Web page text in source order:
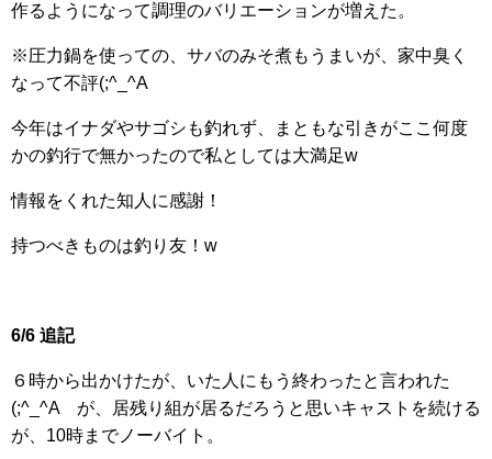
作るようになって調理のバリエーションが増えた。
※圧力鍋を使っての、サバのみそ煮もうまいが、家中臭く
なって不評(;^_^A
今年はイナダやサゴシも釣れず、まともな引きがここ何度
かの釣行で無かったので私としては大満足w
情報をくれた知人に感謝！
持つべきものは釣り友！w
6/6 追記
６時から出かけたが、いた人にもう終わったと言われた
(;^_^A が、居残り組が居るだろうと思いキャストを続ける
が、10時までノーバイト。